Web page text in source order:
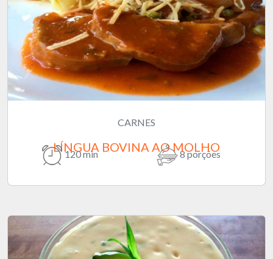
CARNES
LÍNGUA BOVINA AO MOLHO
120 min 8 porções